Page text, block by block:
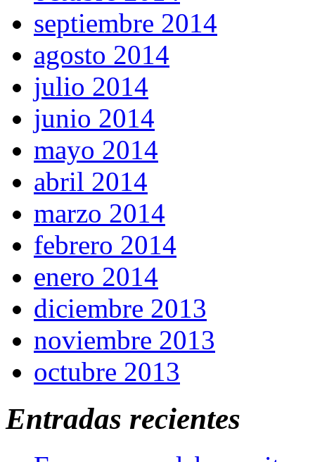
septiembre 2014
agosto 2014
julio 2014
junio 2014
mayo 2014
abril 2014
marzo 2014
febrero 2014
enero 2014
diciembre 2013
noviembre 2013
octubre 2013
Entradas recientes